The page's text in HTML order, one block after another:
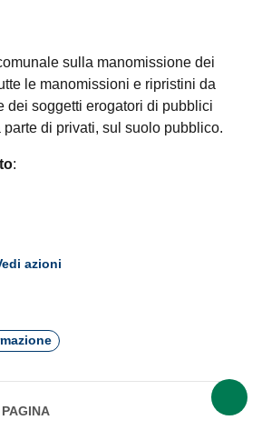
sulla manomissione dei
le manomissioni e ripristini da
dei soggetti erogatori di pubblici
di privati, sul suolo pubblico.
:
azioni